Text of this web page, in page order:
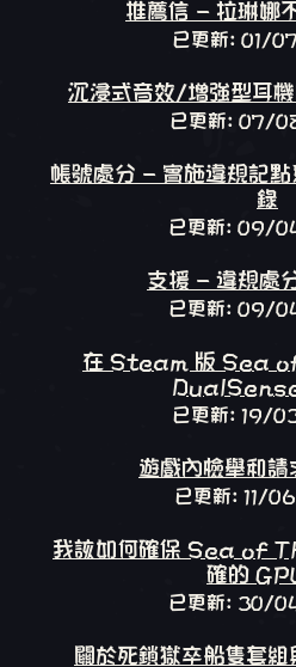
推薦信 - 拉琳娜
已更新: 01/
沉浸式音效/增強型耳
已更新: 07/
帳號處分 - 實施違規記
錄
已更新: 09/
支援 - 違規處
已更新: 09/
在 Steam 版 Sea
已更新: 19/
遊戲內檢舉和請
已更新: 11/
我該如何確保 Sea of
確的
已更新: 30/
關於死鎖獄卒船隻套